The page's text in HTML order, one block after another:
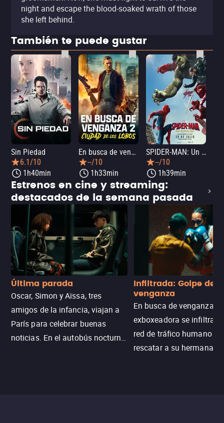
night and escape the blood-soaked wrath of those
she left behind.
También te puede gustar
Sin Piedad
6.1/10
1h40min
En busca de venganza 2: Ciudad de los lobos
--/10
1h33min
SPIDER-MAN: Un nuevo día
--/10
1h39min
Estrenos en cine y streaming:
destacados de la semana pasada
Última parada
Oscar, Simon y Aïssa, tres
amigos de la infancia, viajan a
París para celebrar buenas
noticias. En el autobús nocturno
Infiltrada: Golpe de
venganza
En busca de venganza,
exboxeadora se infiltra
red de tráfico humano
rescatar a su hermana